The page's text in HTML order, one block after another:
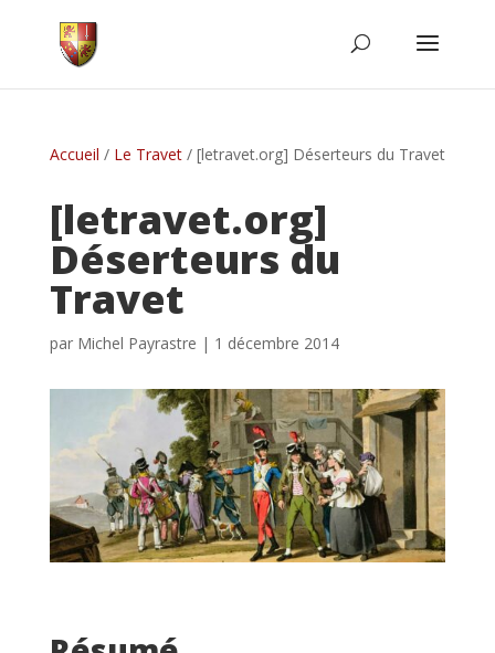
Accueil / Le Travet/ [letravet.org] Déserteurs du Travet
[letravet.org]
Déserteurs du
Travet
par Michel Payrastre | 1 décembre 2014